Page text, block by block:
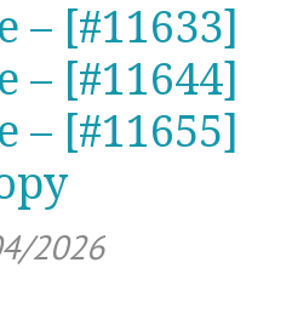
– [#11633]
– [#11644]
– [#11655]
2026